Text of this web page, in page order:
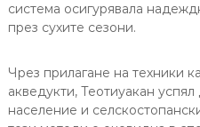
система осигурявала
през сухите сезони.
Чрез прилагане на техники
акведукти, Теотиуакан
население и